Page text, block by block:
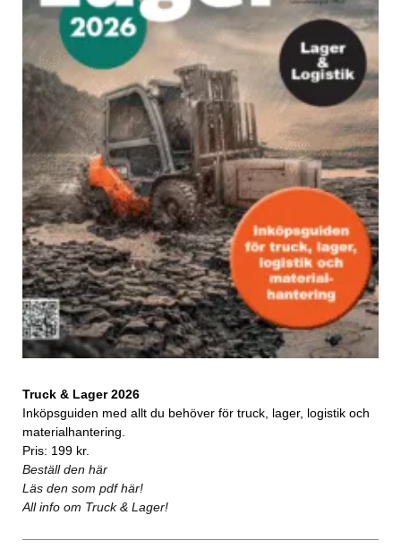
Truck & Lager 2026
Inköpsguiden med allt du behöver för truck, lager, logistik och
materialhantering.
Pris: 199 kr.
Beställ den här
Läs den som pdf här!
All info om Truck & Lager!